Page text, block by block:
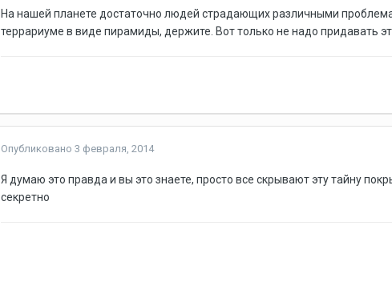
На нашей планете достаточно людей страдающих различными
террариуме в виде пирамиды, держите. Вот только не надо придавать
Опубликовано 3 февраля, 2014
Я думаю это правда и вы это знаете, просто все скрывают эту тайну
секретно